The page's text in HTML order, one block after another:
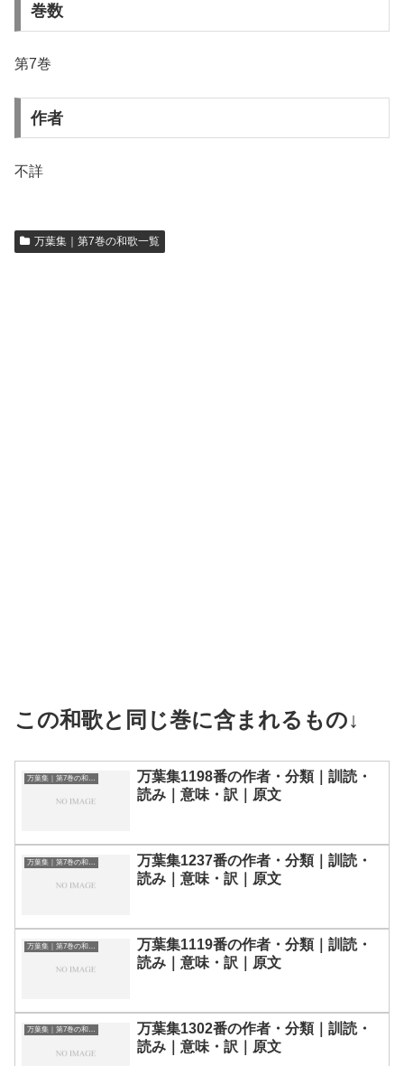
巻数
第7巻
作者
不詳
万葉集｜第7巻の和歌一覧
この和歌と同じ巻に含まれるもの↓
万葉集1198番の作者・分類｜訓読・
読み｜意味・訳｜原文
万葉集｜第7巻の和歌一覧
万葉集1237番の作者・分類｜訓読・
読み｜意味・訳｜原文
万葉集｜第7巻の和歌一覧
万葉集1119番の作者・分類｜訓読・
読み｜意味・訳｜原文
万葉集｜第7巻の和歌一覧
万葉集1302番の作者・分類｜訓読・
読み｜意味・訳｜原文